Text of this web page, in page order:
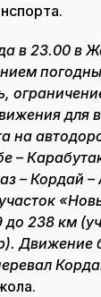
в 23.00 в
для
на
–
– Кордай –
до 238 км
Движение